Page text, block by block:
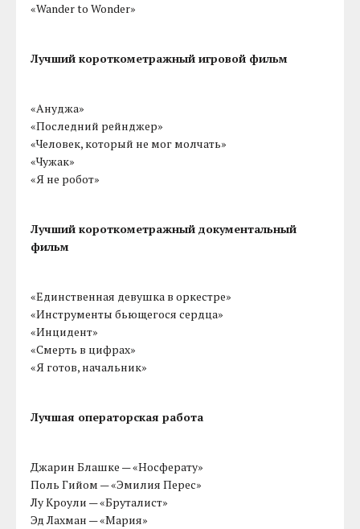
«Wander to Wonder»
Лучший короткометражный игровой фильм
«Ануджа»
«Последний рейнджер»
«Человек, который не мог молчать»
«Чужак»
«Я не робот»
Лучший короткометражный документальный
фильм
«Единственная девушка в оркестре»
«Инструменты бьющегося сердца»
«Инцидент»
«Смерть в цифрах»
«Я готов, начальник»
Лучшая операторская работа
Джарин Блашке — «Носферату»
Поль Гийом — «Эмилия Перес»
Лу Кроули — «Бруталист»
Эд Лахман — «Мария»